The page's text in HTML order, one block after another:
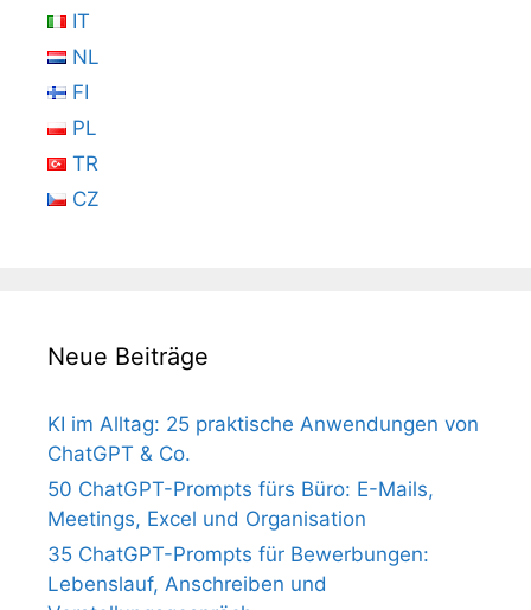
IT
NL
FI
PL
TR
CZ
Neue Beiträge
KI im Alltag: 25 praktische Anwendungen von
ChatGPT & Co.
50 ChatGPT-Prompts fürs Büro: E-Mails,
Meetings, Excel und Organisation
35 ChatGPT-Prompts für Bewerbungen:
Lebenslauf, Anschreiben und